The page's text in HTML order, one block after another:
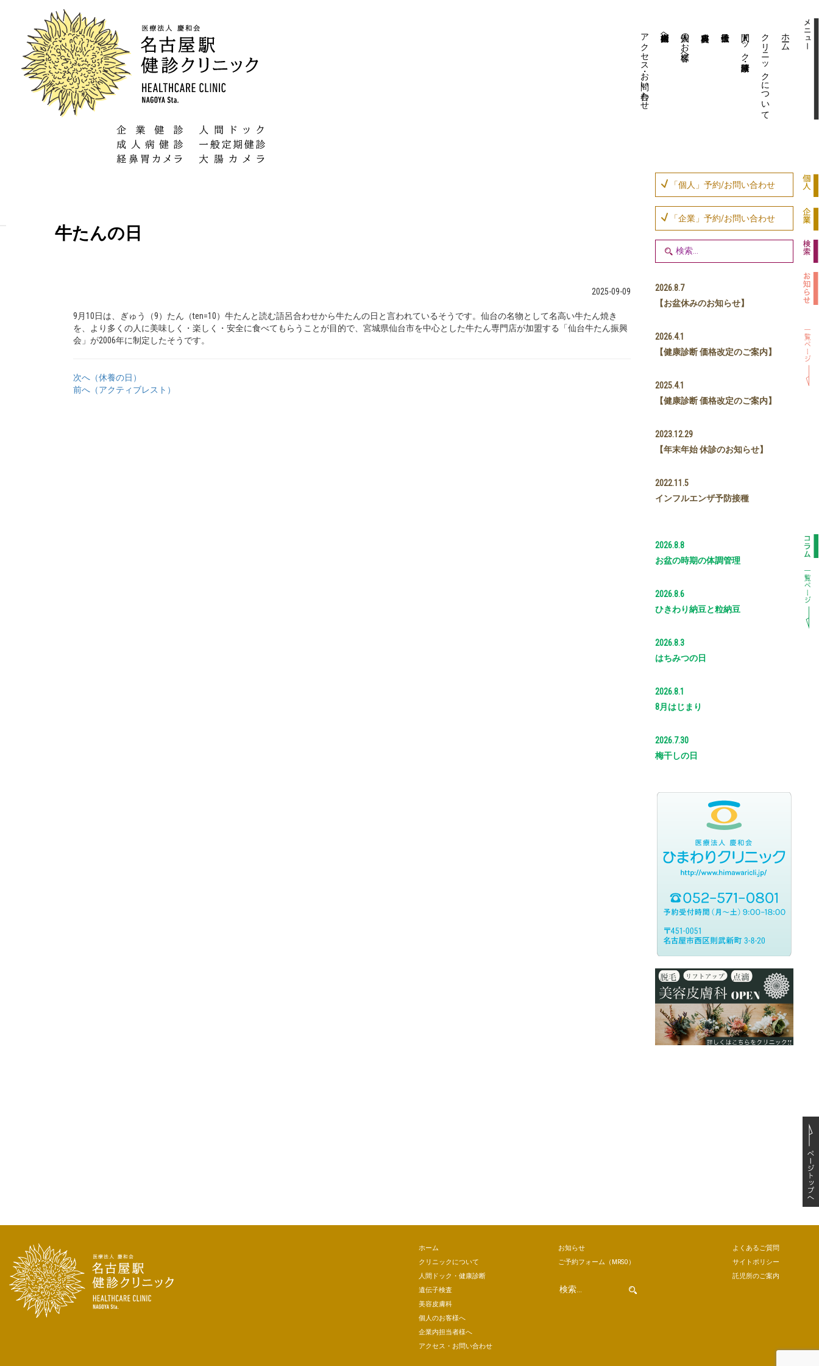
アクセス・お問い合わせ 企業内担当者様へ 個人のお客様へ 人間ドック・健康診断 クリニックについて ホーム
牛たんの日
2025-09-09
9月10日は、ぎゅう（9）たん（ten=10）牛たんと読む語呂合わせから牛たんの日と言われているそうです。仙台の名物として名高い牛たん焼き
を、より多くの人に美味しく・楽しく・安全に食べてもらうことが目的で、宮城県仙台市を中心とした牛たん専門店が加盟する「仙台牛たん振興
会」が2006年に制定したそうです。
次へ（休養の日）
前へ（アクティブレスト）
「個人」予約/お問い合わせ
「企業」予約/お問い合わせ
2026.8.7
【お盆休みのお知らせ】
2026.4.1
【健康診断 価格改定のご案内】
2025.4.1
【健康診断 価格改定のご案内】
2023.12.29
【年末年始 休診のお知らせ】
2022.11.5
インフルエンザ予防接種
2026.8.8
お盆の時期の体調管理
2026.8.6
ひきわり納豆と粒納豆
2026.8.3
はちみつの日
2026.8.1
8月はじまり
2026.7.30
梅干しの日
ホーム
クリニックについて
人間ドック・健康診断
遺伝子検査
美容皮膚科
個人のお客様へ
企業内担当者様へ
アクセス・お問い合わせ
お知らせ
ご予約フォーム （MRSO）
よくあるご質問
サイトポリシー
託児所のご案内